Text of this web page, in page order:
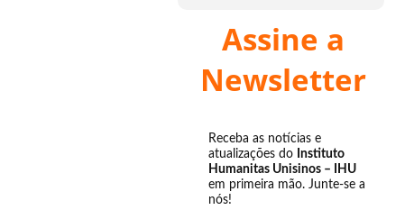
Assine a
Newsletter
Receba as notícias e
atualizações do Instituto
Humanitas Unisinos – IHU
em primeira mão. Junte-se a
nós!